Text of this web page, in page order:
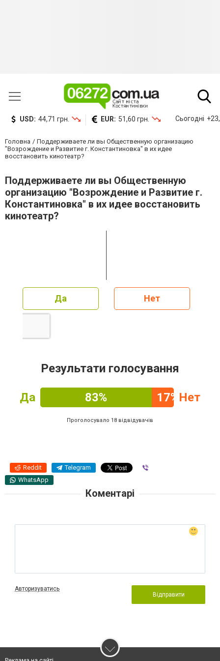
USD: 44,71 грн. EUR: 51,60 грн. Сьогодні
Головна
Поддерживаете ли вы Общественную организацию
"Возрождение и Развитие г. Константиновка" в их идее
восстановить кинотеатр?
Поддерживаете ли вы Общественную
организацию "Возрождение и Развитие г.
Константиновка" в их идее восстановить
кинотеатр?
Да Нет
Результати голосування
Да 83% 17% Нет
Проголосувало 18 відвідувачів
Reddit Telegram
WhatsApp
Коментарі
Авторизуватись
Відправити